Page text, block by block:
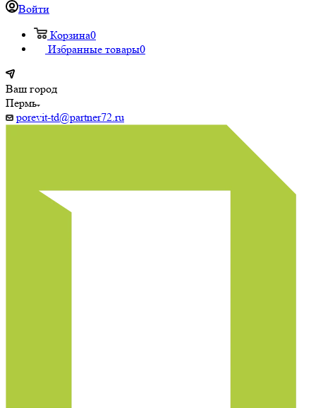
Войти
Корзина0
Избранные товары0
Ваш город
Пермь
porevit-td@partner72.ru